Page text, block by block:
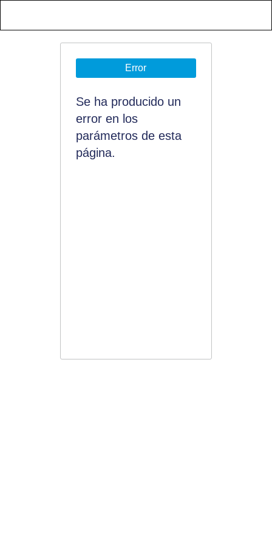
Error
Se ha producido un
error en los
parámetros de esta
página.